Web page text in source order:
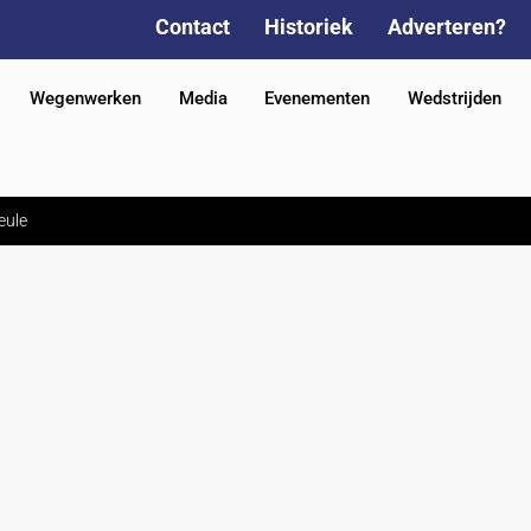
Contact Historiek Adverteren?
Wegenwerken Media Evenementen Wedstrijden